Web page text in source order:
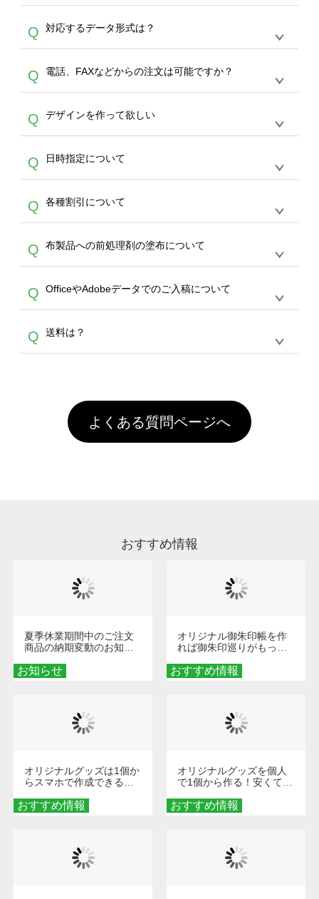
A
生産にて承っております。デザインツールから
デザインの作成から決済まで完了できます。
30枚以上やシルク印刷など、大口注文の場合
は、サポートが担当するエコバッグコンシェル
やタンブラーコンシェルをご利用ください。製
作する数量が多ければ多いほど、オンデマンド
サービスよりも低価格で製作することが可能で
す。
Q 対応するデータ形式は？
A
ドできるデータ形式は、JPG / PNG / AI / PSD /
PDF 形式になります。データの最大サイズ
写真などもアップロード可能です。使用できな
い画像はエラーになります。（※ Illustratorか
らの直接入稿には対応していません。AIで保存
し、デザインツールからアップロードして下さ
い）
Q 電話、FAXなどからの注文は可能ですか？
A
文のみ受け付けております。30個以上のご製
作をお考えの方は、サポートが担当するエコバ
スをご利用頂ければ、電話やFAX、メールなど
でご注文が可能です。
Q デザインを作って欲しい
A
を作って欲しい。などの場合は、製作数量が
30個以上であれば、サポート担当が、デザイ
バッグコンシェル
サー
ビスをご利用ください。(※ 30個以下の場合
は、デザインツールをご利用ください)
Q 日時指定について
A
ん。発送後18時以降に配送業者・伝票番号を
メールでお知らせいたしますので、直接配送業
者にご連絡いただき調整をお願い致します。
Q 各種割引について
A
カート内で自動的に割引(最大50%)が適用され
ます。 【付与ポイント】購入金額の1％が1ポ
イントとして付与され、次回ご注文時に1ポイ
ント＝1円としてお使いいただけます。ポイン
トは発送完了の翌日に付与され、次回ご注文時
からご利用頂けます。ポイントの有効期限は一
年間です。【会員ランク】過去10カ月のご注
文回数により会員ランク割引(最大5%)が適用
頂いても、ログインがされていなければ、ラン
クにカウントがされません。
Q 布製品への前処理剤の塗布について
A
意点（前処理剤）】カラー生地（Tシャツのホ
ワイト、トートバッグのナチュラル、ホワイト
といって、プリントを定着させるための処理剤
を塗布しており、短納期・低価格で商品をお届
害な性質で、水洗いで落とすことが可能です。
お手数ですが、お客様ご自身にて着用前に落と
していただけますようお願いいたします。※1
通常注文・直送機能でのご注文に関わらず、前
Q OfficeやAdobeデータでのご入稿について
A
ません。いずれのデータも該当デザインのみ画
像(JPEG,PNG,GIF,PDF)に変換、またはAdobe
Q 送料は？
引」などによるお値引きで4,000円未満になる
場合は送料がかかりますので、ご注意くださ
い。
よくある質問ページへ
おすすめ情報
お知らせ
夏季休業期間中のご注文
商品の納期変動のお知ら
おすすめ情報
オリジナル御朱印帳を作
れば御朱印巡りがもっと
ダーメイドする魅力と選
び方
おすすめ情報
オリジナルグッズは1個か
らスマホで作成できる！
くなる巾着＆ポーチ活用
術
おすすめ情報
オリジナルグッズを個人
で1個から作る！安くて簡
秘訣